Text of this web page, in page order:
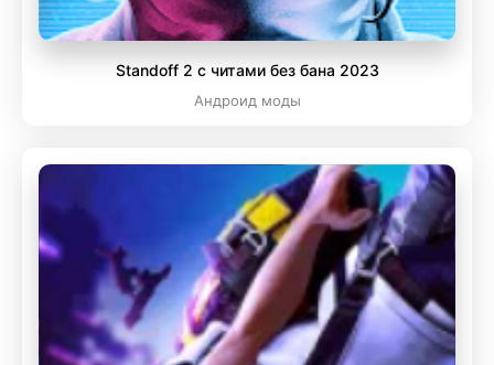
Standoff 2 с читами без бана 2023
Андроид моды